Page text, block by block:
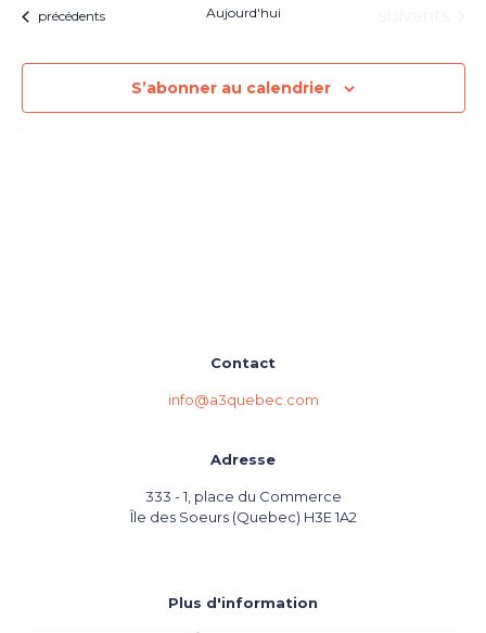
date.Évènements
précédents Aujourd'hui
S’abonner au calendrier
Contact
info@a3quebec.com
Adresse
333 - 1, place du Commerce
Île des Soeurs (Quebec) H3E 1A2
Plus d'information